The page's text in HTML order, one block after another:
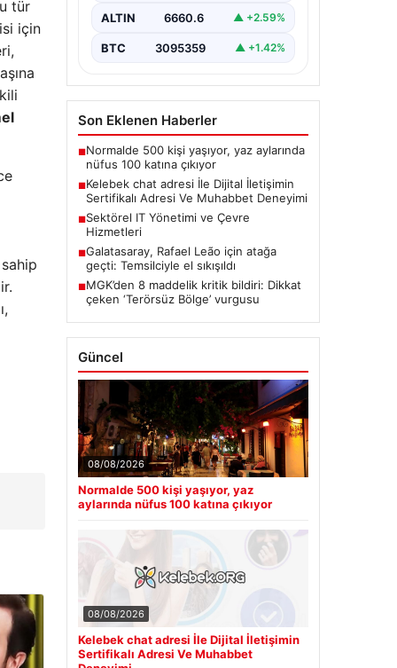
tür
için
olarak…
ALTIN 6660.6 ▲ +2.59%
BTC 3095359 ▲ +1.42%
Son Eklenen Haberler
■Normalde 500 kişi yaşıyor, yaz aylarında
nüfus 100 katına çıkıyor
■Kelebek chat adresi İle Dijital İletişimin
Sertifikalı Adresi Ve Muhabbet Deneyimi
■Sektörel IT Yönetimi ve Çevre
Hizmetleri
■Galatasaray, Rafael Leão için atağa
geçti: Temsilciyle el sıkışıldı
■MGK’den 8 maddelik kritik bildiri: Dikkat
çeken ‘Terörsüz Bölge’ vurgusu
Güncel
08/08/2026
Normalde 500 kişi yaşıyor, yaz
aylarında nüfus 100 katına çıkıyor
08/08/2026
Kelebek chat adresi İle Dijital İletişimin
Sertifikalı Adresi Ve Muhabbet